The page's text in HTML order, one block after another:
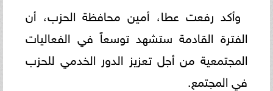
وأكد رفعت عطا، أمين محافظة الحزب، أن
الفترة القادمة ستشهد توسعاً في الفعاليات
المجتمعية من أجل تعزيز الدور الخدمي للحزب
في المجتمع.